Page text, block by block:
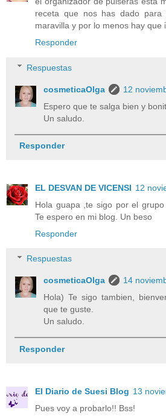
receta que nos has dado
maravilla y por lo menos hay que
Responder
Respuestas
cosmeticaOlga
12
Espero que te salga bien y
Un saludo.
Responder
EL DESVAN DE VICENSI 12
Hola guapa ,te sigo por el grupo
Te espero en mi blog. Un beso
Responder
Respuestas
cosmeticaOlga
14
Hola) Te sigo tambien,
que te guste.
Un saludo.
Responder
El Diario de Suesi Blog 13
Pues voy a probarlo!! Bss!